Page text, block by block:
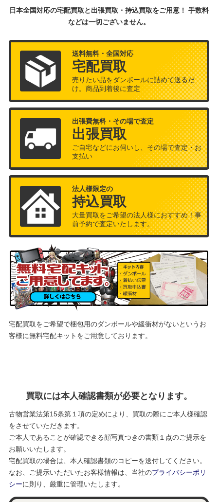
日本全国対応の宅配買取と出張買取・持込買取をご用意！ 手数料
などは一切ございません。
送料無料・全国対応
宅配買取
売りたい品をダンボールに詰めて送るだ
け。商品到着後に査定
出張費無料・その場で査定
出張買取
ご自宅などにお伺いし、その場で査定・お
支払い
法人様限定の
持込買取
大量買取をご希望の法人様におすすめ！事
前予約で査定いたします。
宅配買取をご希望で梱包用のダンボールや緩衝材がないというお
客様に無料宅配キットをご用意しております。
買取には本人確認書類が必要となります。
古物営業法第15条第１項の定めにより、買取の際にご本人様確認
をさせていただきます。
ご本人であることが確認できる顔写真つきの書類１点のご提示を
お願いいたします。
宅配買取の場合は、本人確認書類のコピーを送付してください。
なお、ご提示いただいたお客様情報は、当社のプライバシーポリ
シーに則り、厳重に管理いたします。